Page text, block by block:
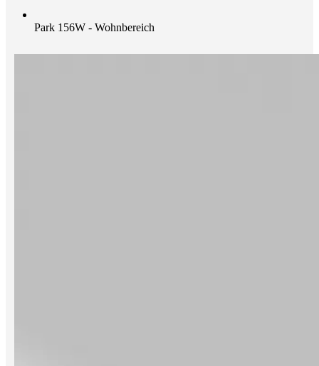
Park 156W - Wohnbereich